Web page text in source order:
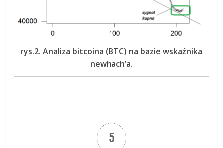
rys.2. Analiza bitcoina (BTC) na bazie wskaźnika
newhach’a.
5